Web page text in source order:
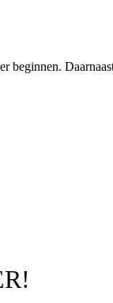
beginnen.